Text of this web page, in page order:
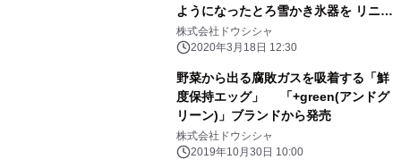
ようになったとろ雪かき氷器を リニュ
ーアル発売
株式会社ドウシシャ
2020年3月18日 12:30
野菜から出る腐敗ガスを吸着する「鮮
度保持エッグ」 「+green(アンドグ
リーン)」ブランドから発売
株式会社ドウシシャ
2019年10月30日 10:00